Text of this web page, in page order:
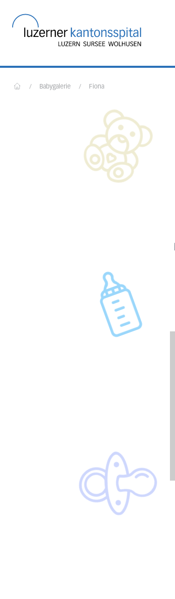
/ Babygalerie / Fiona